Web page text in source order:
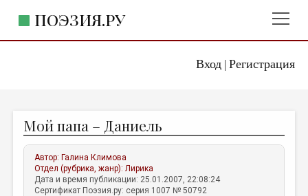
Вход| Регистрация
ПОЭЗИЯ.РУ
ЖАНРЫ
АВТОРЫ
КОММЕНТАРИИ
Мой папа – Даниель
Автор: Галина Климова
Отдел (рубрика, жанр):Лирика
Дата и время публикации: 25.01.2007, 22:08:24
Сертификат Поэзия.ру: серия 1007 № 50792